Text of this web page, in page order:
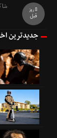
8 روز
قبل
جدیدترین